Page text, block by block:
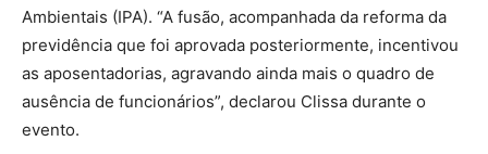
Ambientais (IPA). “A fusão, acompanhada da reforma da
previdência que foi aprovada posteriormente, incentivou
as aposentadorias, agravando ainda mais o quadro de
ausência de funcionários”, declarou Clissa durante o
evento.